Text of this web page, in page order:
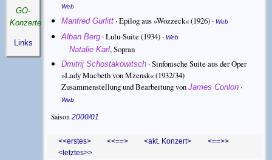
GO-
Konzerte
Links
Web
Manfred Gurlitt ·Epilog aus »Wozzeck«(1926) ·Web
Alban Berg ·Lulu-Suite(1934) ·Web
Natalie Karl,Sopran
Dmitrij Schostakowitsch ·Sinfonische Suite aus der Oper
»Lady Macbeth von Mzensk«(1932/34)
Zusammenstellung und Bearbeitung vonJames Conlon ·
Web
Saison 2000/01
<erstes <== akt. Konzert
==>
letztes>